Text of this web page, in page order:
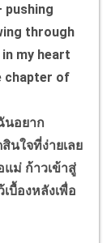
pushing
through
my heart
chapter of
อยาก
นใจที่ง่ายเลย
ม่ ก้าวเข้าสู่
บื้องหลังเพื่อ